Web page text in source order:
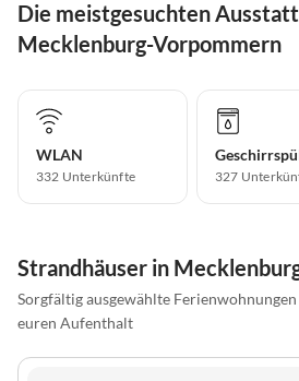
Die meistgesuchten
Mecklenburg-Vorpommern
WLAN
332 Unterkünfte 327
Strandhäuser in
Sorgfältig ausgewählte
euren Aufenthalt